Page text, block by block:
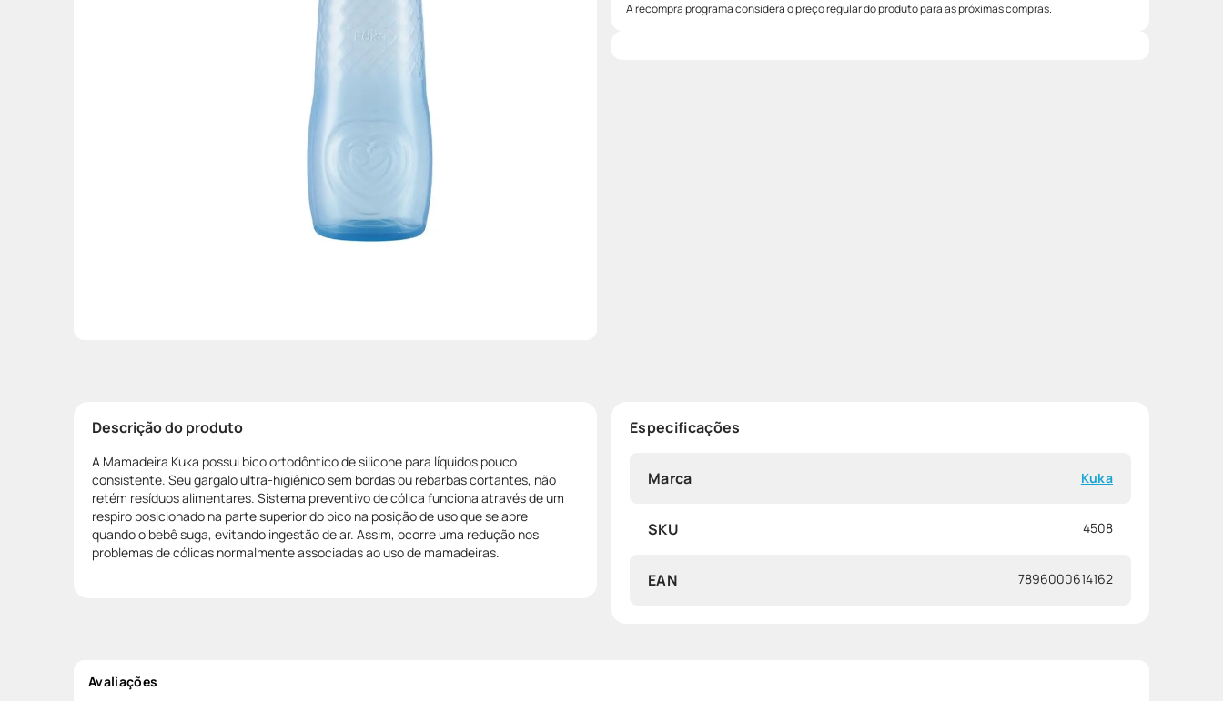
A recompra programa considera o preço regular do produto para as próximas compras.
Descrição do produto
A Mamadeira Kuka possui bico ortodôntico de silicone para líquidos pouco
consistente. Seu gargalo ultra-higiênico sem bordas ou rebarbas cortantes, não
retém resíduos alimentares. Sistema preventivo de cólica funciona através de um
respiro posicionado na parte superior do bico na posição de uso que se abre
quando o bebê suga, evitando ingestão de ar. Assim, ocorre uma redução nos
problemas de cólicas normalmente associadas ao uso de mamadeiras.
Especificações
Marca Kuka
SKU 4508
EAN 7896000614162
Avaliações